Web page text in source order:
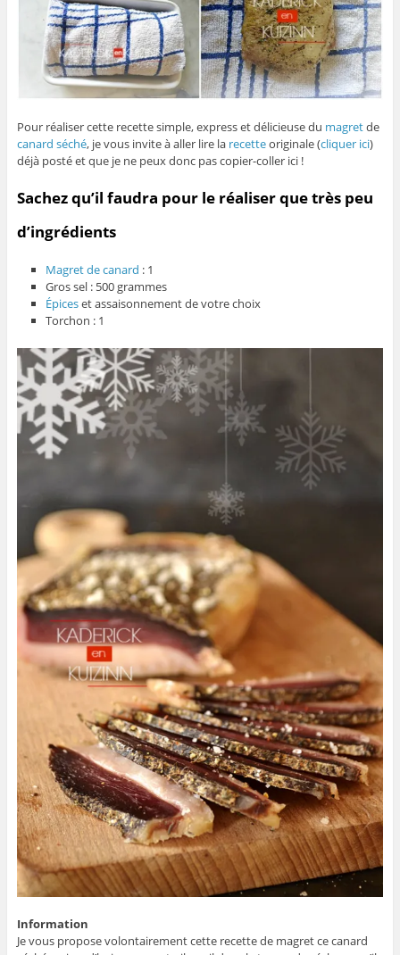
Pour réaliser cette recette simple, express et délicieuse du magretde
canard séché, je vous invite à aller lire la recetteoriginale (cliquer ici)
déjà posté et que je ne peux donc pas copier-coller ici !
Sachez qu’il faudra pour le réaliser que très peu
d’ingrédients
Magret de canard : 1
Gros sel : 500 grammes
Épiceset assaisonnement de votre choix
Torchon : 1
Information
Je vous propose volontairement cette recette de magret ce canard